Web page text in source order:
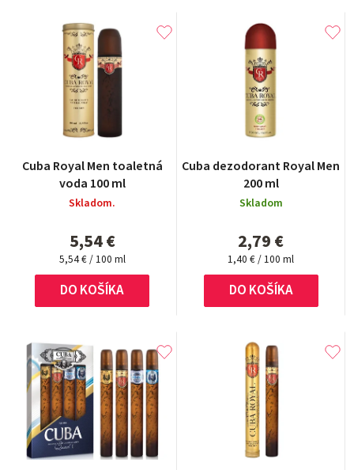
Cuba Royal Men toaletná
voda 100 ml
Skladom.
5,54 €
Jednotková
cena:
5,54 € / 100 ml
DO KOŠÍKA
Cuba dezodorant Royal Men
200 ml
Skladom
2,79 €
Jednotková
cena:
1,40 € / 100 ml
DO KOŠÍKA